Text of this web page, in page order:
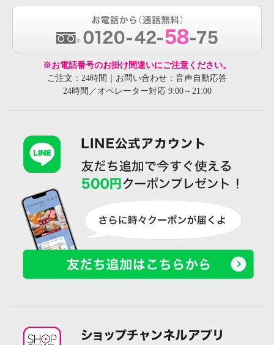
※お電話番号のお掛け間違いにご注意ください。
ご注文：24時間｜お問い合わせ：音声自動応答
24時間／オペレーター対応 9:00～21:00